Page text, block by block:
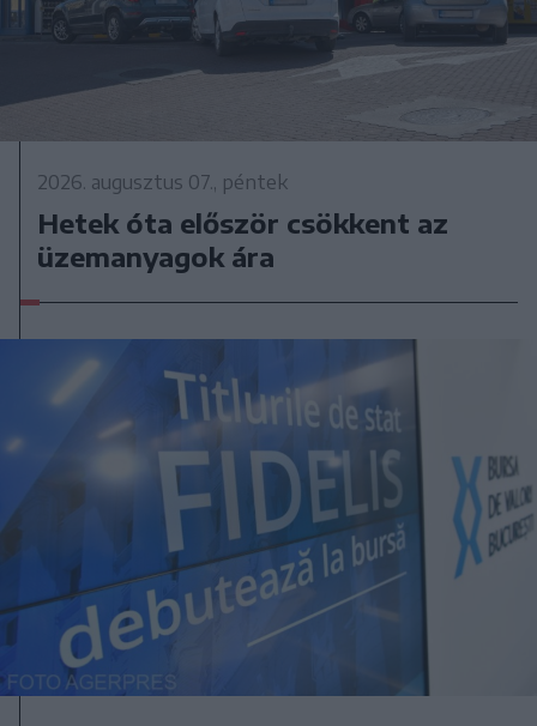
2026. augusztus 07., péntek
Hetek óta először csökkent az
üzemanyagok ára